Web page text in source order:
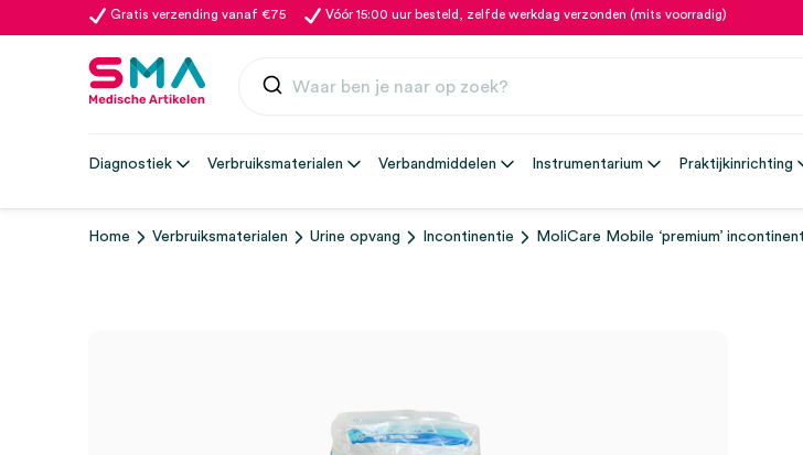
Gratis verzending vanaf €75 Vóór 15:00 uur besteld, zelfde werkdag verzonden (mits voorradig)
Diagnostiek Verbruiksmaterialen Verbandmiddelen Instrumentarium Praktijkinrichting
Home Verbruiksmaterialen Urine opvang Incontinentie MoliCare Mobile ‘premium’